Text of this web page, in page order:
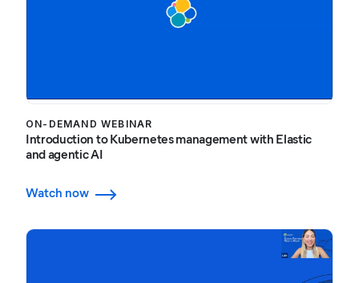
ON-DEMAND WEBINAR
Introduction to Kubernetes management with Elastic
and agentic AI
Watch now